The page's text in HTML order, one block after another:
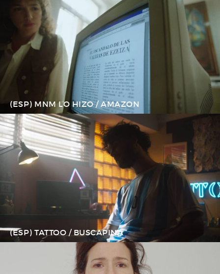
(ESP) MNM LO HIZO / AMAZON
(ESP) TATTOO / BUSCAPINA